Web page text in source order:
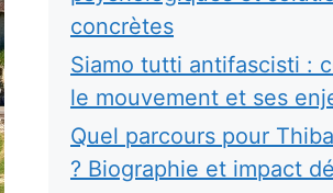
concrètes
Siamo tutti antifascisti :
le mouvement et ses
Quel parcours pour
? Biographie et impact